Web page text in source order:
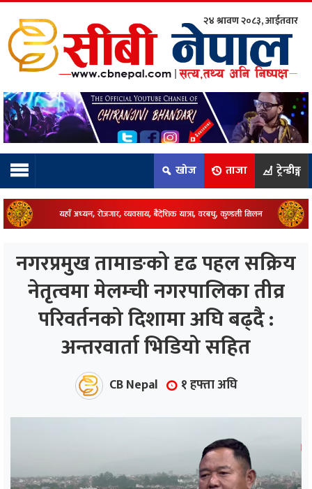
टिम:
२४ श्रावण २०८३, आईतवार
खोज ताजा ट्रेन्डीङ्ग
नगरप्रमुख तामाङको दृढ पहल सक्रिय
नेतृत्वमा मेलम्ची नगरपालिका तीव्र
परिवर्तनको दिशामा अघि बढ्दै :
अन्तरवार्ता भिडियो सहित
CB Nepal १ हफ्ता अघि